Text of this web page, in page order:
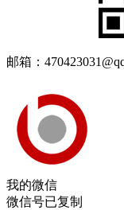
邮箱：
我的微信
微信号已复制